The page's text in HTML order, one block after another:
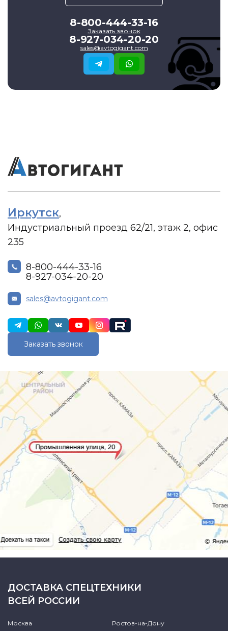
8-800-444-33-16
Заказать звонок
8-927-034-20-20
sales@avtogigant.com
Иркутск,
Индустриальный проезд 62/21, этаж 2, офис
235
8-800-444-33-16
8-927-034-20-20
sales@avtogigant.com
Заказать звонок
ДОСТАВКА СПЕЦТЕХНИКИ
ВСЕЙ РОССИИ
Москва Ростов-на-Дону